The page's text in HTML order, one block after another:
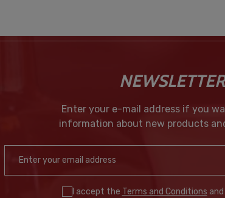
NEWSLETTER
Enter your e-mail address if you
information about new products
I accept the Terms and Conditions and